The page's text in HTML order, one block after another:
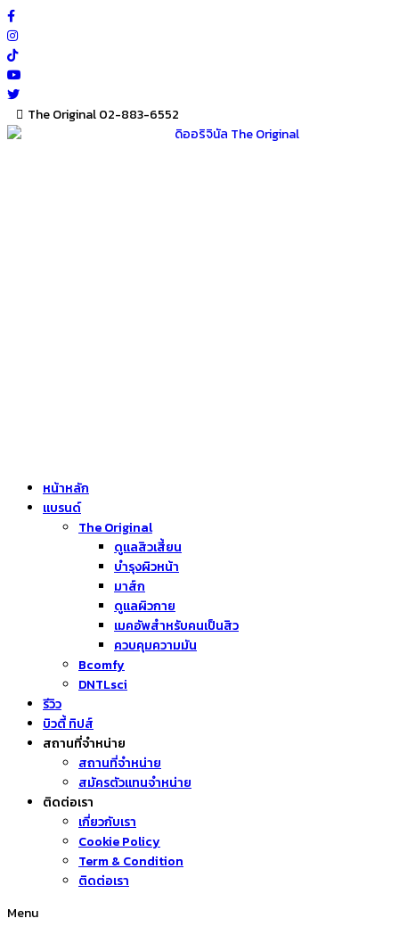
Skip
to
content
The Original 02-883-6552
หน้าหลัก
แบรนด์
The Original
ดูแลสิวเสี้ยน
บำรุงผิวหน้า
มาส์ก
ดูแลผิวกาย
เมคอัพสำหรับคนเป็นสิว
ควบคุมความมัน
Bcomfy
DNTLsci
รีวิว
บิวตี้ ทิปส์
สถานที่จำหน่าย
สถานที่จำหน่าย
สมัครตัวแทนจำหน่าย
ติดต่อเรา
เกี่ยวกับเรา
Cookie Policy
Term & Condition
ติดต่อเรา
Menu